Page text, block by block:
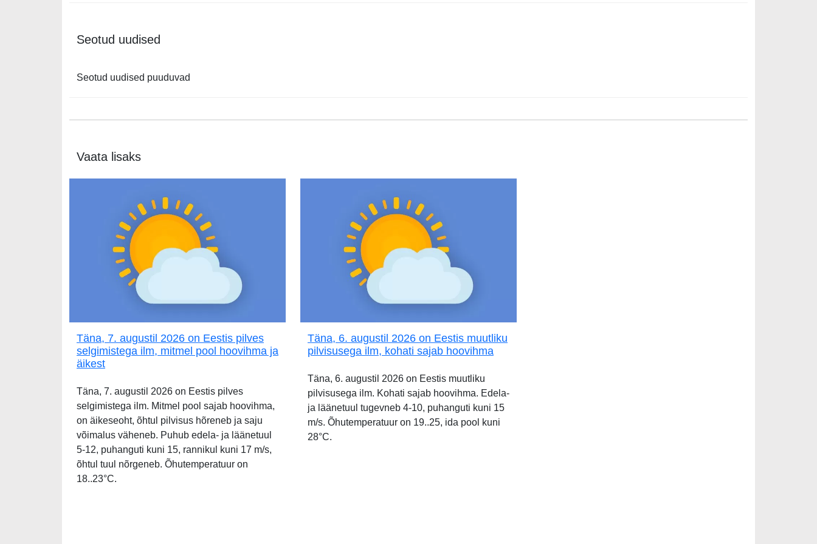
Seotud uudised
Seotud uudised puuduvad
Vaata lisaks
Täna, 7. augustil 2026 on Eestis pilves
selgimistega ilm, mitmel pool hoovihma ja
äikest
Täna, 7. augustil 2026 on Eestis pilves
selgimistega ilm. Mitmel pool sajab hoovihma,
on äikeseoht, õhtul pilvisus hõreneb ja saju
võimalus väheneb. Puhub edela- ja läänetuul
5-12, puhanguti kuni 15, rannikul kuni 17 m/s,
õhtul tuul nõrgeneb. Õhutemperatuur on
18..23°C.
Täna, 6. augustil 2026 on Eestis muutliku
pilvisusega ilm, kohati sajab hoovihma
Täna, 6. augustil 2026 on Eestis muutliku
pilvisusega ilm. Kohati sajab hoovihma. Edela-
ja läänetuul tugevneb 4-10, puhanguti kuni 15
m/s. Õhutemperatuur on 19..25, ida pool kuni
28°C.